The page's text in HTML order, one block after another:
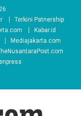
Terkini Patnership
Kabar.id
Mediajakarta.com